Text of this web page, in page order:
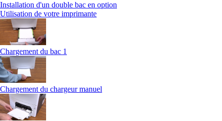
Installation d'un double bac en option
Utilisation de votre imprimante
Chargement du bac 1
Chargement du chargeur manuel